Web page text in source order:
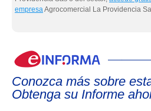
empresaAgrocomercial La Providencia
Conozca más sobre
Obtenga su Informe